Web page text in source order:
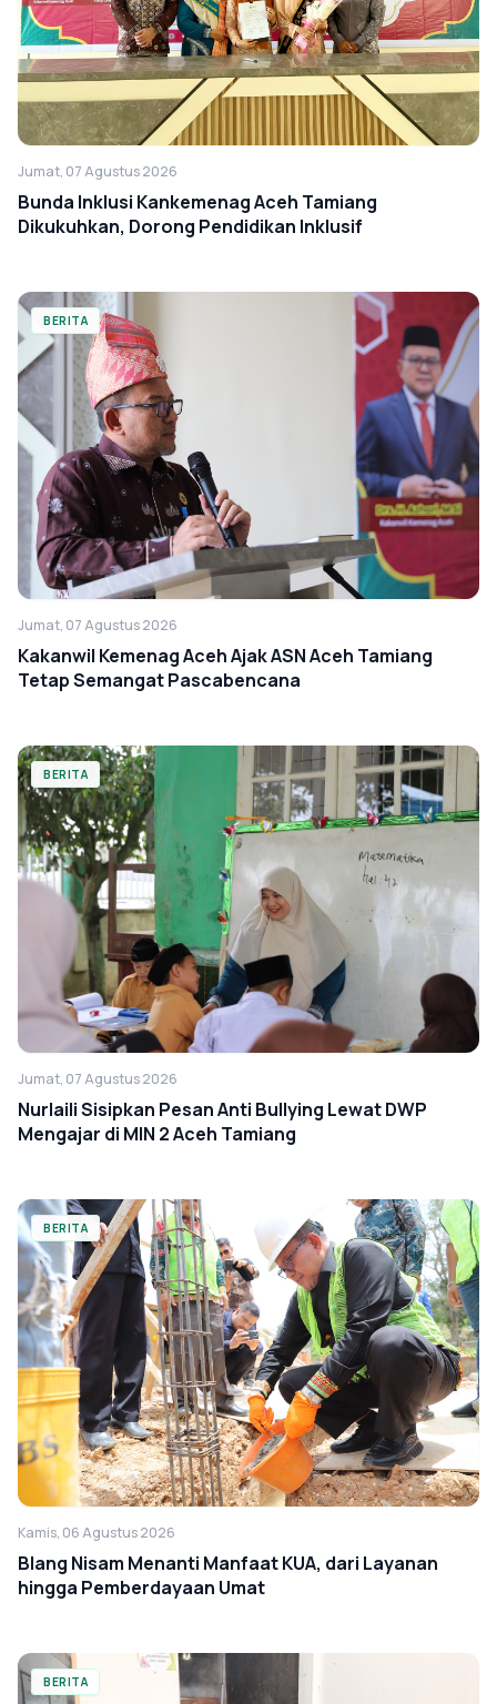
Jumat, 07 Agustus 2026
Bunda Inklusi Kankemenag Aceh Tamiang
Dikukuhkan, Dorong Pendidikan Inklusif
BERITA
Jumat, 07 Agustus 2026
Kakanwil Kemenag Aceh Ajak ASN Aceh Tamiang
Tetap Semangat Pascabencana
BERITA
Jumat, 07 Agustus 2026
Nurlaili Sisipkan Pesan Anti Bullying Lewat DWP
Mengajar di MIN 2 Aceh Tamiang
BERITA
Kamis, 06 Agustus 2026
Blang Nisam Menanti Manfaat KUA, dari Layanan
hingga Pemberdayaan Umat
BERITA